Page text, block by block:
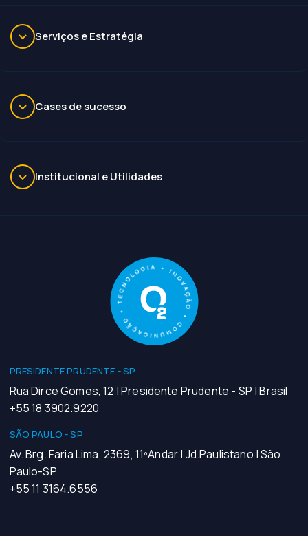
Serviços e Estratégia
Cases de sucesso
Institucional e Utilidades
PRESIDENTE PRUDENTE - SP
Rua Dirce Gomes, 12 | Presidente Prudente - SP | Brasil
+55 18 3902.9220
SÃO PAULO - SP
Av. Brg. Faria Lima, 2369, 11ºAndar | Jd.Paulistano | São
Paulo-SP
+55 11 3164.6556